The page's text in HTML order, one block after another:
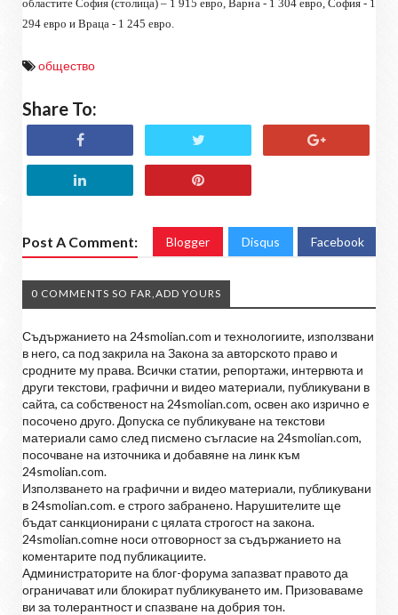
областите София (столица) – 1 915 евро, Варна - 1 304 евро, София - 1
294 евро и Враца - 1 245 евро.
общество
Share To:
Post A Comment: Blogger Disqus Facebook
0 COMMENTS SO FAR,ADD YOURS
Съдържанието на 24smolian.com и технологиите, използвани
в него, са под закрила на Закона за авторското право и
сродните му права. Всички статии, репортажи, интервюта и
други текстови, графични и видео материали, публикувани в
сайта, са собственост на 24smolian.com, освен ако изрично е
посочено друго. Допуска се публикуване на текстови
материали само след писмено съгласие на 24smolian.com,
посочване на източника и добавяне на линк към
24smolian.com.
Използването на графични и видео материали, публикувани
в 24smolian.com. е строго забранено. Нарушителите ще
бъдат санкционирани с цялата строгост на закона.
24smolian.comне носи отговорност за съдържанието на
коментарите под публикациите.
Администраторите на блог-форума запазват правото да
ограничават или блокират публикуването им. Призоваваме
ви за толерантност и спазване на добрия тон.